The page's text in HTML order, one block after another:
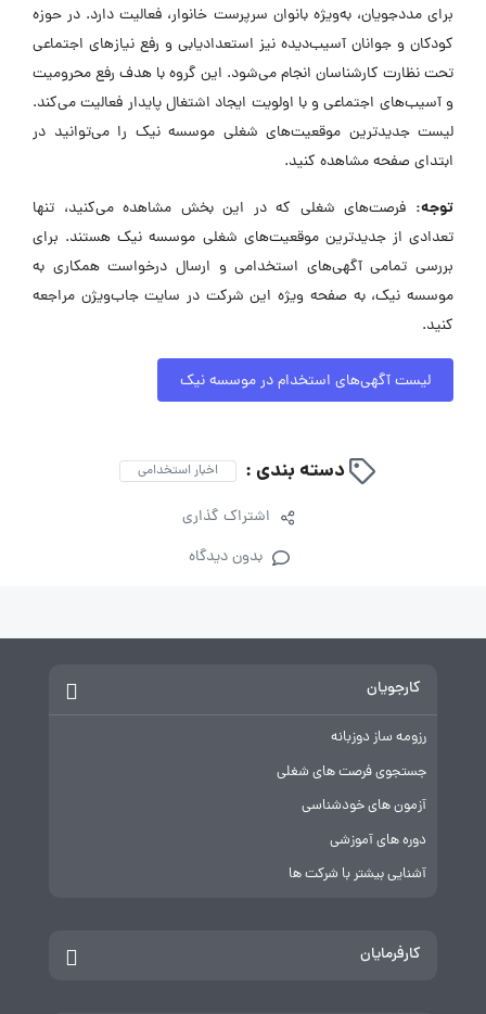
برای مددجویان، به‌ویژه بانوان سرپرست خانوار، فعالیت دارد. در حوزه
کودکان و جوانان آسیب‌دیده نیز استعداد‌یابی و رفع نیازهای اجتماعی
تحت نظارت کارشناسان انجام می‌شود. این گروه با هدف رفع محرومیت
و آسیب‌های اجتماعی و با اولویت ایجاد اشتغال پایدار فعالیت می‌کند.
لیست جدیدترین موقعیت‌های شغلی موسسه نیک را می‌توانید در
ابتدای صفحه مشاهده کنید.
توجه: فرصت‌های شغلی که در این بخش مشاهده می‌کنید، تنها
تعدادی از جدیدترین موقعیت‌های شغلی موسسه نیک هستند. برای
بررسی تمامی آگهی‌های استخدامی و ارسال درخواست همکاری به
موسسه نیک، به صفحه ویژه این شرکت در سایت جاب‌ویژن مراجعه
کنید.
لیست آگهی‌های استخدام در موسسه نیک
دسته بندی : اخبار استخدامی
اشتراک گذاری
بدون دیدگاه
کارجویان
رزومه ساز دوزبانه
جستجوی فرصت های شغلی
آزمون های خودشناسی
دوره های آموزشی
آشنایی بیشتر با شرکت ها
کارفرمایان